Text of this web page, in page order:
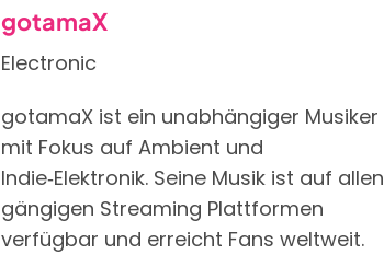
gotamaX
Electronic
gotamaX ist ein unabhängiger Musiker
mit Fokus auf Ambient und
Indie‑Elektronik. Seine Musik ist auf allen
gängigen Streaming Plattformen
verfügbar und erreicht Fans weltweit.